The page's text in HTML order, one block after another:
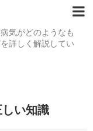
気がどのようなも
詳しく解説してい
い知識